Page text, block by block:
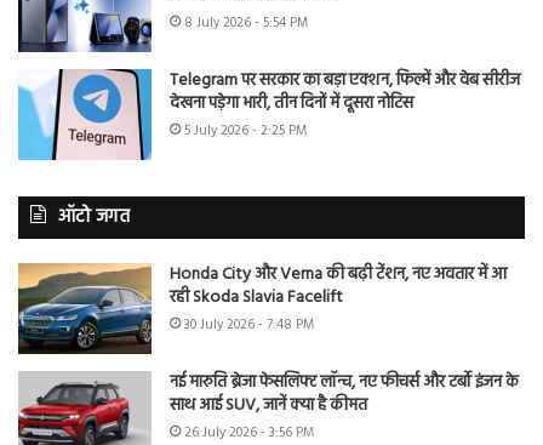
8 July 2026 - 5:54 PM
Telegram पर सरकार का बड़ा एक्शन, फिल्में और वेब सीरीज
देखना पड़ेगा भारी, तीन दिनों में दूसरा नोटिस
5 July 2026 - 2:25 PM
ऑटो जगत
Honda City और Verna की बढ़ी टेंशन, नए अवतार में आ
रही Skoda Slavia Facelift
30 July 2026 - 7:48 PM
नई मारुति ब्रेजा फेसलिफ्ट लॉन्च, नए फीचर्स और टर्बो इंजन के
साथ आई SUV, जानें क्या है कीमत
26 July 2026 - 3:56 PM